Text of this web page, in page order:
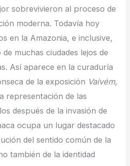
sobrevivieron al proceso de
moderna. Todavía hoy
en la Amazonia, e inclusive,
muchas ciudades lejos de
Así aparece en la curaduría
de la exposición Vaivém,
representación de las
después de la invasión de
ocupa un lugar destacado
del sentido común de la
también de la identidad